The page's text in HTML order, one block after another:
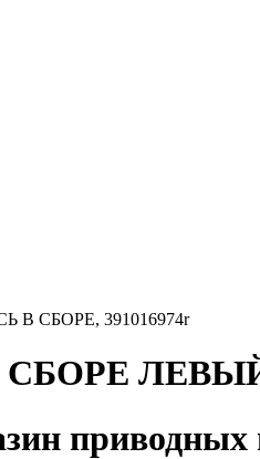
СБОРЕ, 391016974r
приводных